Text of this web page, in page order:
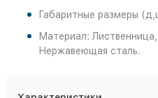
Габаритные размеры
Материал:
Нержавеющая сталь.